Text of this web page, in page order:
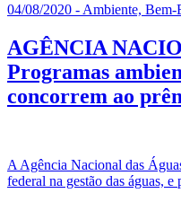
04/08/2020 - Ambiente, Bem-
AGÊNCIA
Programas
concorrem ao
A Agência Nacional das
federal na gestão das águas,